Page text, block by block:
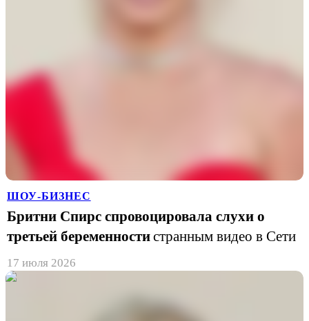
ШОУ-БИЗНЕС
Бритни Спирс спровоцировала слухи о
третьей беременностистранным видео в Сети
17 июля 2026